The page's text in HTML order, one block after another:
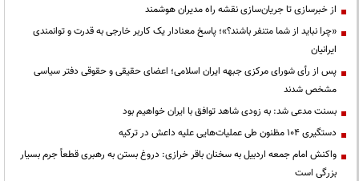
از خبرسازی تا جریان‌سازی نقشه راه مدیران هوشمند
«چرا نباید از شما متنفر باشند؟»؛ پاسخ معنادار یک کاربر خارجی به قدرت و توانمندی
ایرانیان
پس از رأی شورای مرکزی جبهه ایران اسلامی؛ اعضای حقیقی و حقوقی دفتر سیاسی
مشخص شدند
بسنت مدعی شد: به زودی شاهد توافق با ایران خواهیم بود
دستگیری ۱۰۴ مظنون طی عملیات‌هایی علیه داعش در ترکیه
واکنش امام جمعه اردبیل به سخنان باقر خرازی: دروغ بستن به رهبری قطعاً جرم بسیار
بزرگی است